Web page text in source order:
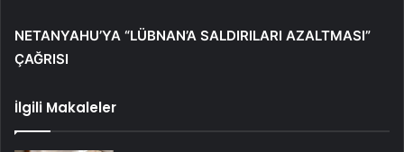
NETANYAHU’YA “LÜBNAN’A SALDIRILARI AZALTMASI”
ÇAĞRISI
İlgili Makaleler